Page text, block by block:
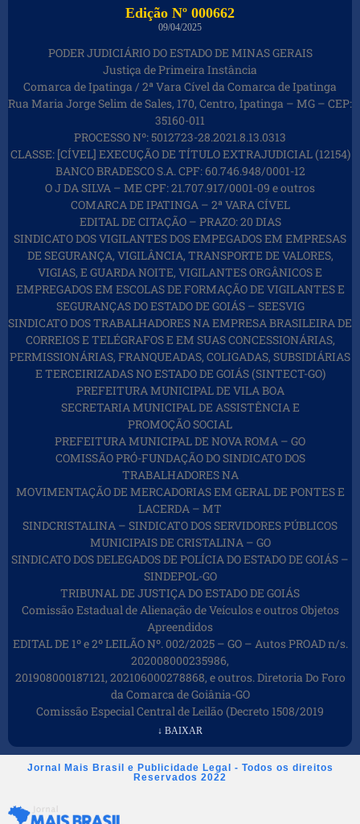
Edição Nº 000662
09/04/2025
PODER JUDICIÁRIO DO ESTADO DE MINAS GERAIS
Justiça de Primeira Instância
Comarca de Ipatinga / 2ª Vara Cível da Comarca de Ipatinga
Rua Maria Jorge Selim de Sales, 170, Centro, Ipatinga – MG – CEP:
35160-011
PROCESSO Nº: 5012723-28.2021.8.13.0313
CLASSE: [CÍVEL] EXECUÇÃO DE TÍTULO EXTRAJUDICIAL (12154)
BANCO BRADESCO S.A. CPF: 60.746.948/0001-12
O J DA SILVA – ME CPF: 21.707.917/0001-09 e outros
COMARCA DE IPATINGA – 2ª VARA CÍVEL
EDITAL DE CITAÇÃO – PRAZO: 20 DIAS
SINDICATO DOS VIGILANTES DOS EMPEGADOS EM EMPRESAS
DE SEGURANÇA, VIGILÂNCIA, TRANSPORTE DE VALORES,
VIGIAS, E GUARDA NOITE, VIGILANTES ORGÂNICOS E
EMPREGADOS EM ESCOLAS DE FORMAÇÃO DE VIGILANTES E
SEGURANÇAS DO ESTADO DE GOIÁS – SEESVIG
SINDICATO DOS TRABALHADORES NA EMPRESA BRASILEIRA DE
CORREIOS E TELÉGRAFOS E EM SUAS CONCESSIONÁRIAS,
PERMISSIONÁRIAS, FRANQUEADAS, COLIGADAS, SUBSIDIÁRIAS
E TERCEIRIZADAS NO ESTADO DE GOIÁS (SINTECT-GO)
PREFEITURA MUNICIPAL DE VILA BOA
SECRETARIA MUNICIPAL DE ASSISTÊNCIA E
PROMOÇÃO SOCIAL
PREFEITURA MUNICIPAL DE NOVA ROMA – GO
COMISSÃO PRÓ-FUNDAÇÃO DO SINDICATO DOS
TRABALHADORES NA
MOVIMENTAÇÃO DE MERCADORIAS EM GERAL DE PONTES E
LACERDA – MT
SINDCRISTALINA – SINDICATO DOS SERVIDORES PÚBLICOS
MUNICIPAIS DE CRISTALINA – GO
SINDICATO DOS DELEGADOS DE POLÍCIA DO ESTADO DE GOIÁS –
SINDEPOL-GO
TRIBUNAL DE JUSTIÇA DO ESTADO DE GOIÁS
Comissão Estadual de Alienação de Veículos e outros Objetos
Apreendidos
EDITAL DE 1º e 2º LEILÃO Nº. 002/2025 – GO – Autos PROAD n/s.
202008000235986,
201908000187121, 202106000278868, e outros. Diretoria Do Foro
da Comarca de Goiânia-GO
Comissão Especial Central de Leilão (Decreto 1508/2019
↓ BAIXAR
Jornal Mais Brasil e Publicidade Legal - Todos os direitos
Reservados 2022